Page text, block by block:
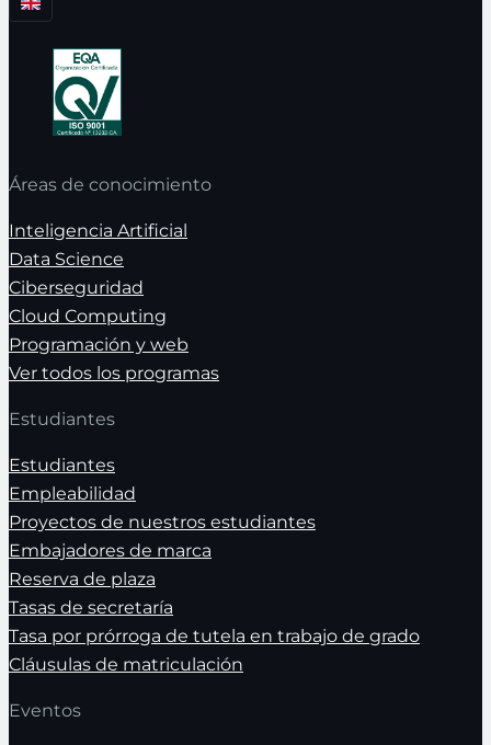
Áreas de conocimiento
Inteligencia Artificial
Data Science
Ciberseguridad
Cloud Computing
Programación y web
Ver todos los programas
Estudiantes
Estudiantes
Empleabilidad
Proyectos de nuestros estudiantes
Embajadores de marca
Reserva de plaza
Tasas de secretaría
Tasa por prórroga de tutela en trabajo de grado
Cláusulas de matriculación
Eventos